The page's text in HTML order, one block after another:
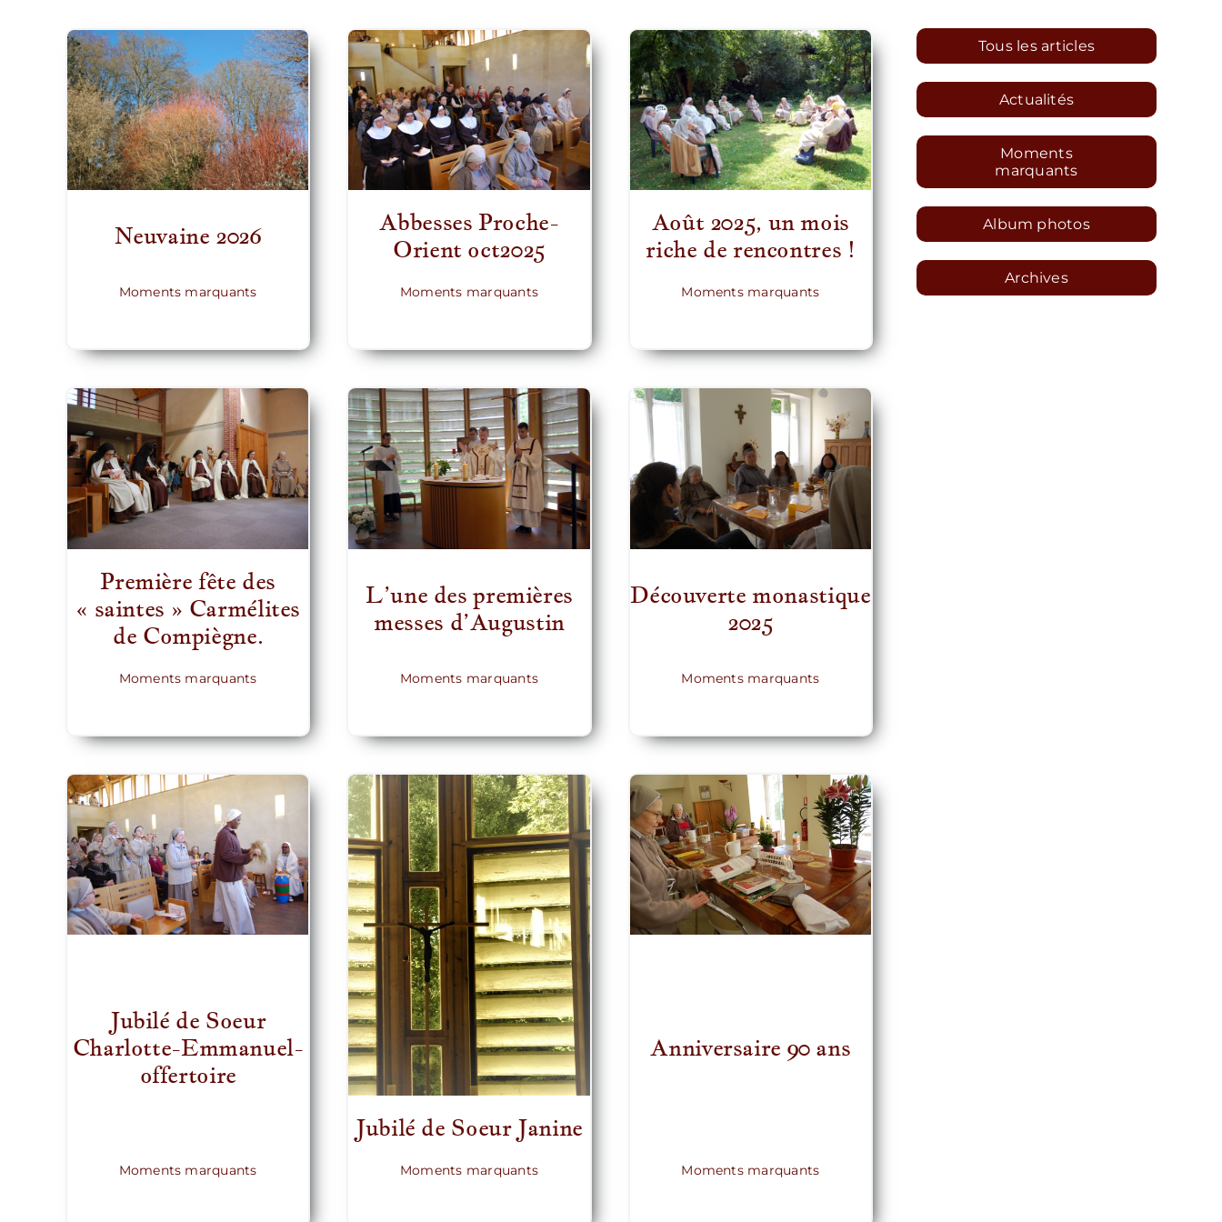
Neuvaine 2026
Moments marquants
Abbesses Proche-
Orient oct2025
Moments marquants
Août 2025, un mois
riche de rencontres !
Moments marquants
Première fête des
« saintes » Carmélites
de Compiègne.
Moments marquants
L’une des premières
messes d’Augustin
Moments marquants
Découverte monastique
2025
Moments marquants
Jubilé de Soeur
Charlotte-Emmanuel-
offertoire
Moments marquants
Jubilé de Soeur Janine
Moments marquants
Anniversaire 90 ans
Moments marquants
Tous les articles
Actualités
Moments
marquants
Album photos
Archives